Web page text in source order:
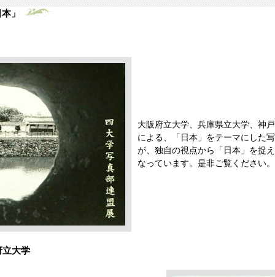
」
大阪府立大学、兵庫県立大学、神
による、「日本」をテーマにした
が、独自の視点から「日本」を捉
なっています。是非ご覧ください。
立大学